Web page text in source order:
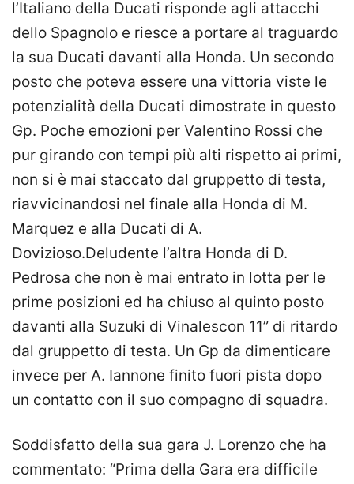
l’Italiano della Ducati risponde agli attacchi
dello Spagnolo e riesce a portare al traguardo
la sua Ducati davanti alla Honda. Un secondo
posto che poteva essere una vittoria viste le
potenzialità della Ducati dimostrate in questo
Gp. Poche emozioni per Valentino Rossi che
pur girando con tempi più alti rispetto ai primi,
non si è mai staccato dal gruppetto di testa,
riavvicinandosi nel finale alla Honda di M.
Marquez e alla Ducati di A.
Dovizioso.Deludente l’altra Honda di D.
Pedrosa che non è mai entrato in lotta per le
prime posizioni ed ha chiuso al quinto posto
davanti alla Suzuki di Vinalescon 11” di ritardo
dal gruppetto di testa. Un Gp da dimenticare
invece per A. Iannone finito fuori pista dopo
un contatto con il suo compagno di squadra.
Soddisfatto della sua gara J. Lorenzo che ha
commentato: “Prima della Gara era difficile